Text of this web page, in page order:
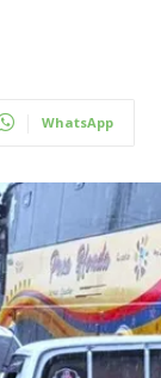
WhatsApp